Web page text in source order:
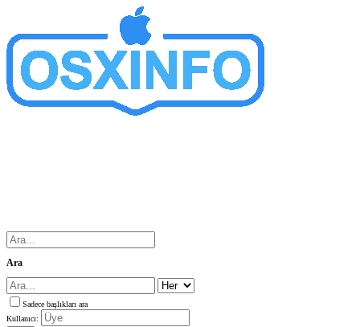
Ara
Sadece başlıkları ara
Kullanıcı: